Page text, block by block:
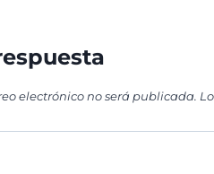
electrónico no será publicada.